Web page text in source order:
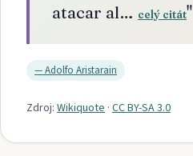
atacar al… celý citát"
—Adolfo Aristarain
Zdroj: Wikiquote · CC BY-SA 3.0